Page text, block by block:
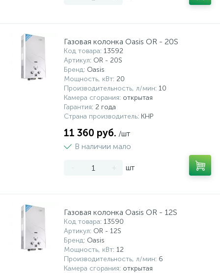
Газовая колонка Oasis OR - 20S
Код товара: 13592
Артикул: OR - 20S
Бренд: Oasis
Мощность, кВт: 20
Производительность, л/мин: 10
Камера сгорания: открытая
Гарантия: 2 года
Страна производитель: КНР
11 360 руб. /шт
В наличии мало
- + шт
Газовая колонка Oasis OR - 12S
Код товара: 13590
Артикул: OR - 12S
Бренд: Oasis
Мощность, кВт: 12
Производительность, л/мин: 6
Камера сгорания: открытая